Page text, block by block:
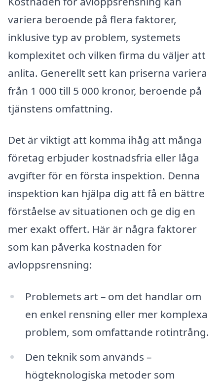
variera beroende på flera faktorer,
inklusive typ av problem, systemets
komplexitet och vilken firma du väljer att
anlita. Generellt sett kan priserna variera
från 1 000 till 5 000 kronor, beroende på
tjänstens omfattning.
Det är viktigt att komma ihåg att många
företag erbjuder kostnadsfria eller låga
avgifter för en första inspektion. Denna
inspektion kan hjälpa dig att få en bättre
förståelse av situationen och ge dig en
mer exakt offert. Här är några faktorer
som kan påverka kostnaden för
avloppsrensning:
Problemets art – om det handlar om
en enkel rensning eller mer komplexa
problem, som omfattande rotintrång.
Den teknik som används –
högteknologiska metoder som